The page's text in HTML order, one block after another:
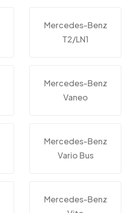
Mercedes-Benz
T2/LN1
Mercedes-Benz
Vaneo
Mercedes-Benz
Vario Bus
Mercedes-Benz